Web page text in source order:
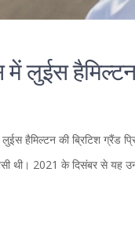
में लुईस
लुईस हैमिल्टन की ब्रिटिश ग्रैंड
थी। 2021 के दिसंबर से यह